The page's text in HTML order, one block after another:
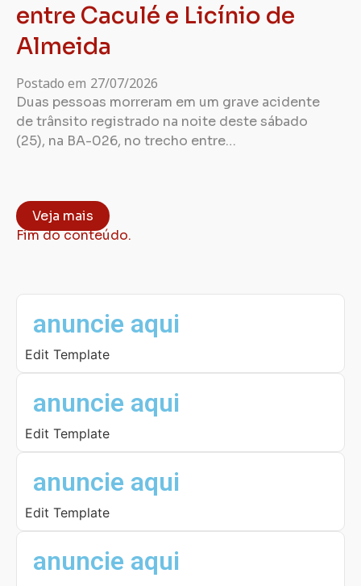
entre Caculé e Licínio de
Almeida
Postado em 27/07/2026
Duas pessoas morreram em um grave acidente
de trânsito registrado na noite deste sábado
(25), na BA-026, no trecho entre…
Veja mais
Fim do conteúdo.
anuncie aqui
Edit Template
anuncie aqui
Edit Template
anuncie aqui
Edit Template
anuncie aqui